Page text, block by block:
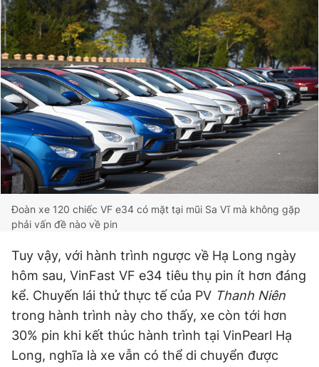
Đoàn xe 120 chiếc VF e34 có mặt tại mũi Sa Vĩ mà không gặp
phải vấn đề nào về pin
Tuy vậy, với hành trình ngược về Hạ Long ngày
hôm sau, VinFast VF e34 tiêu thụ pin ít hơn đáng
kể. Chuyến lái thử thực tế của PV Thanh Niên
trong hành trình này cho thấy, xe còn tới hơn
30% pin khi kết thúc hành trình tại VinPearl Hạ
Long, nghĩa là xe vẫn có thể di chuyển được